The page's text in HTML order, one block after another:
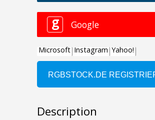
Description